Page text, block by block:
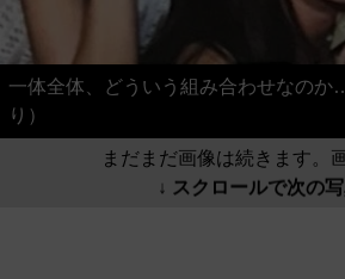
一体全体、どういう組み合わせなのか
り）
まだまだ画像は続きます。
↓ スクロールで次の写